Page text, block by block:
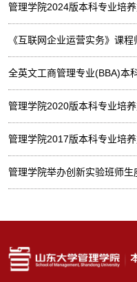
管理学院2024版本科专业培
《互联网企业运营实务》课
全英文工商管理专业(BBA)本
管理学院2020版本科专业培
管理学院2017版本科专业培
管理学院举办创新实验班师生